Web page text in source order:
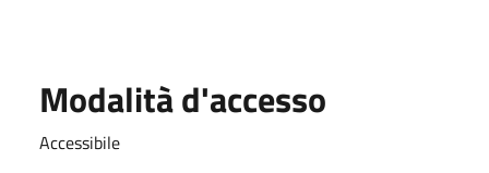
Modalità d'accesso
Accessibile